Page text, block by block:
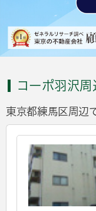
コーポ羽沢
東京都練馬区周辺